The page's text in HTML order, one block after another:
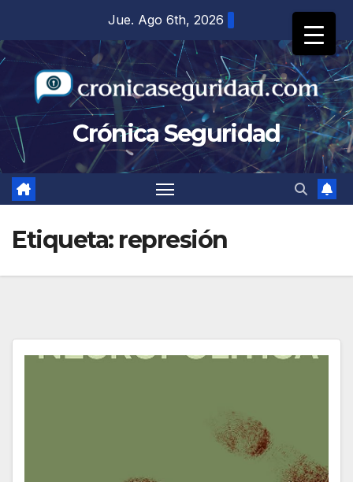
contenido
Jue. Ago 6th, 2026
Crónica Seguridad
Etiqueta: represión